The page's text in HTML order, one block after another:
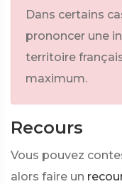
Dans certains
prononcer une
territoire
maximum.
Recours
Vous pouvez
alors faire un